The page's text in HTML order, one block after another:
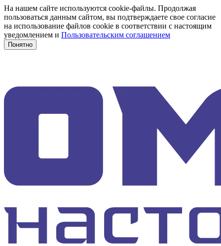
На нашем сайте используются cookie-файлы. Продолжая
пользоваться данным сайтом, вы подтверждаете свое согласие
на использование файлов cookie в соответствии с настоящим
уведомлением и Пользовательским соглашением
Понятно